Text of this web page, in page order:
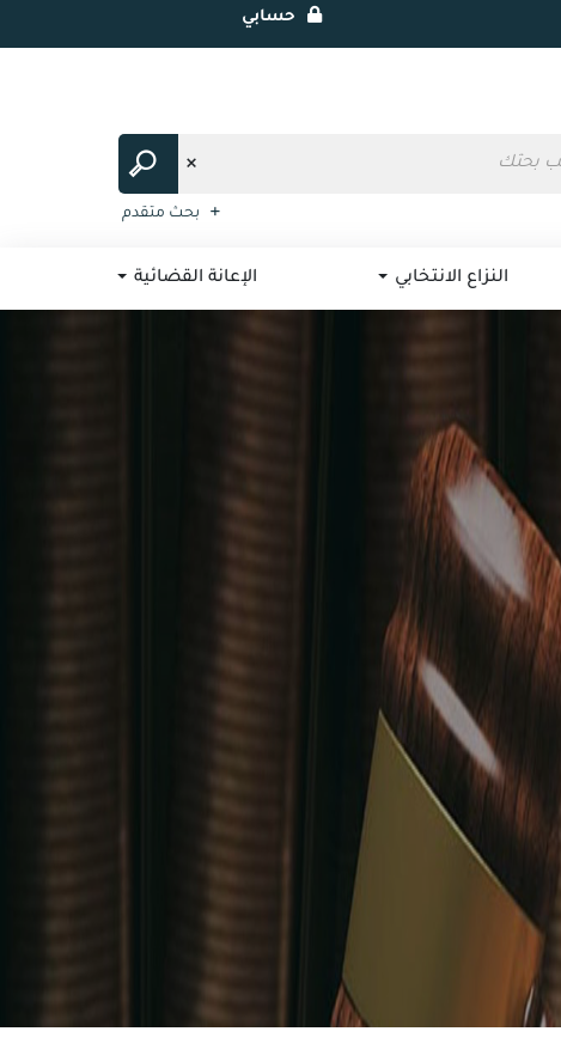
حسابي
بحث متقدم
النزاع الانتخابي الإعانة القضائية